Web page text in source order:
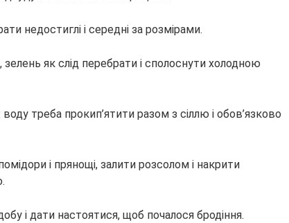
недостиглі і середні за розмірами.
зелень як слід перебрати і сполоснути холодною
треба прокип’ятити разом з сіллю і обов’язково
і прянощі, залити розсолом і накрити
і дати настоятися, щоб почалося бродіння.